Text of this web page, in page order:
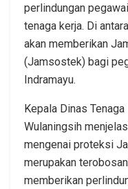
perlindungan
tenaga kerja. Di
akan memberikan
(Jamsostek) bagi
Indramayu.
Kepala Dinas
Wulaningsih
mengenai proteksi
merupakan
memberikan